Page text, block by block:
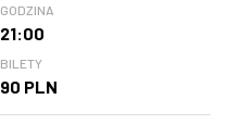
GODZINA
21:00
BILETY
90 PLN